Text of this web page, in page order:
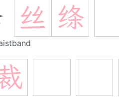
丝 绦